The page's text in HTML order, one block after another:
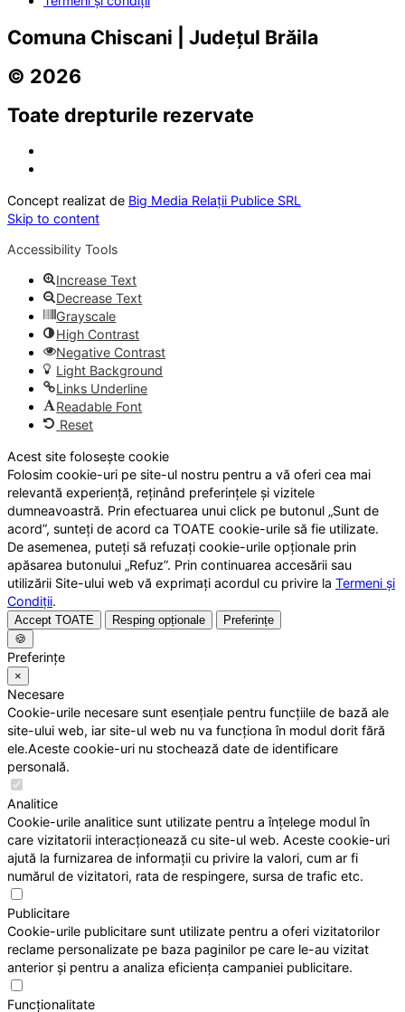
Comuna Chiscani | Județul Brăila
© 2026
Toate drepturile rezervate
Concept realizat de Big Media Relații Publice SRL
Skip to content
Accessibility Tools
Increase Text
Decrease Text
Grayscale
High Contrast
Negative Contrast
Light Background
Links Underline
Readable Font
Reset
Acest site folosește cookie
Folosim cookie-uri pe site-ul nostru pentru a vă oferi cea mai
relevantă experiență, reținând preferințele și vizitele
dumneavoastră. Prin efectuarea unui click pe butonul „Sunt de
acord”, sunteți de acord ca TOATE cookie-urile să fie utilizate.
De asemenea, puteți să refuzați cookie-urile opționale prin
apăsarea butonului „Refuz”. Prin continuarea accesării sau
utilizării Site-ului web vă exprimați acordul cu privire la Termeni și
Condiții.
Accept TOATE Resping opționale
Preferințe
🍪
Preferințe
×
Necesare
Cookie-urile necesare sunt esențiale pentru funcțiile de bază ale
site-ului web, iar site-ul web nu va funcționa în modul dorit fără
ele.Aceste cookie-uri nu stochează date de identificare
personală.
Analitice
Cookie-urile analitice sunt utilizate pentru a înțelege modul în
care vizitatorii interacționează cu site-ul web. Aceste cookie-uri
ajută la furnizarea de informații cu privire la valori, cum ar fi
numărul de vizitatori, rata de respingere, sursa de trafic etc.
Publicitare
Cookie-urile publicitare sunt utilizate pentru a oferi vizitatorilor
reclame personalizate pe baza paginilor pe care le-au vizitat
anterior și pentru a analiza eficiența campaniei publicitare.
Funcționalitate